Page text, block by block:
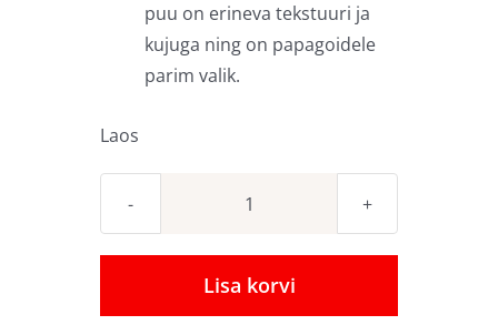
puu on erineva tekstuuri ja
kujuga ning on papagoidele
parim valik.
Laos
Pähklipuust
Hale
and
Lisa korvi